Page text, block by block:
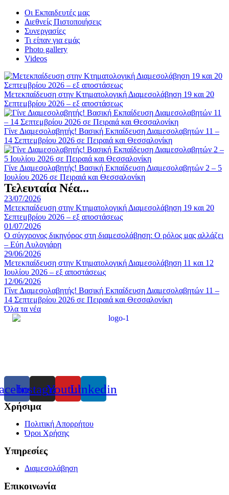
Οι Εκπαιδευτές μας
Διεθνείς Πιστοποιήσεις
Συνεργασίες
Τι είπαν για εμάς
Photo gallery
Videos
Μετεκπαίδευση στην Κτηματολογική Διαμεσολάβηση 19 και 20
Σεπτεμβρίου 2026 – εξ αποστάσεως
Γίνε Διαμεσολαβητής! Βασική Εκπαίδευση Διαμεσολαβητών 11 –
14 Σεπτεμβρίου 2026 σε Πειραιά και Θεσσαλονίκη
Γίνε Διαμεσολαβητής! Βασική Εκπαίδευση Διαμεσολαβητών 2 – 5
Ιουλίου 2026 σε Πειραιά και Θεσσαλονίκη
Τελευταία Νέα...
23/07/2026
Μετεκπαίδευση στην Κτηματολογική Διαμεσολάβηση 19 και 20
Σεπτεμβρίου 2026 – εξ αποστάσεως
01/07/2026
Ο σύγχρονος δικηγόρος στη διαμεσολάβηση: Ο ρόλος μας αλλάζει
– Εύη Αυλογιάρη
29/06/2026
Μετεκπαίδευση στην Κτηματολογική Διαμεσολάβηση 11 και 12
Ιουλίου 2026 – εξ αποστάσεως
12/06/2026
Γίνε Διαμεσολαβητής! Βασική Εκπαίδευση Διαμεσολαβητών 11 –
14 Σεπτεμβρίου 2026 σε Πειραιά και Θεσσαλονίκη
Όλα τα νέα
InstagramYoutubeLinkedin
Χρήσιμα
Πολιτική Απορρήτου
Όροι Χρήσης
Υπηρεσίες
Διαμεσολάβηση
Επικοινωνία